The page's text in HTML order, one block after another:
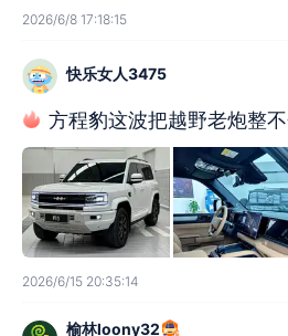
2026/6/8 17:18:15
快乐女人3475
方程豹这波把越野老炮整
2026/6/15 20:35:14
榆林loony32